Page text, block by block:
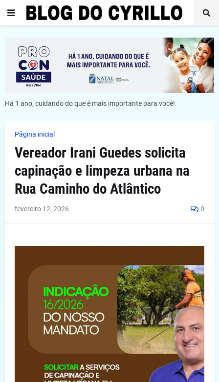
Há 1 ano, cuidando do que é mais importante para você!
Página inicial
Vereador Irani Guedes solicita
capinação e limpeza urbana na
Rua Caminho do Atlântico
fevereiro 12, 2026 0